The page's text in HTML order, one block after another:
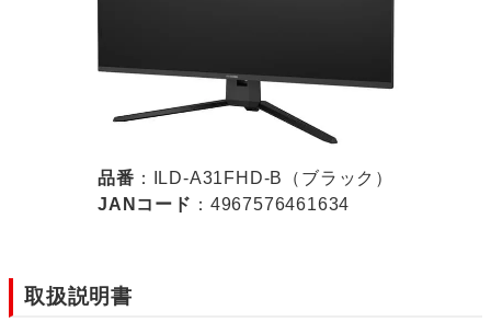
品番 ：ILD-A31FHD-B（ブラック）
JANコード ：4967576461634
取扱説明書